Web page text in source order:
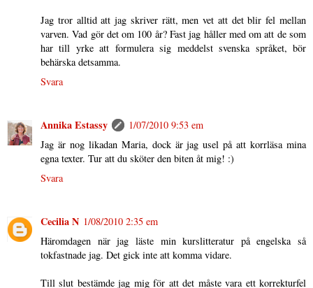
Jag tror alltid att jag skriver rätt, men vet att det blir fel mellan
varven. Vad gör det om 100 år? Fast jag håller med om att de som
har till yrke att formulera sig meddelst svenska språket, bör
behärska detsamma.
Svara
Annika Estassy
1/07/2010 9:53 em
Jag är nog likadan Maria, dock är jag usel på att korrläsa mina
egna texter. Tur att du sköter den biten åt mig! :)
Svara
Cecilia N 1/08/2010 2:35 em
Häromdagen när jag läste min kurslitteratur på engelska så
tokfastnade jag. Det gick inte att komma vidare.
Till slut bestämde jag mig för att det måste vara ett korrekturfel